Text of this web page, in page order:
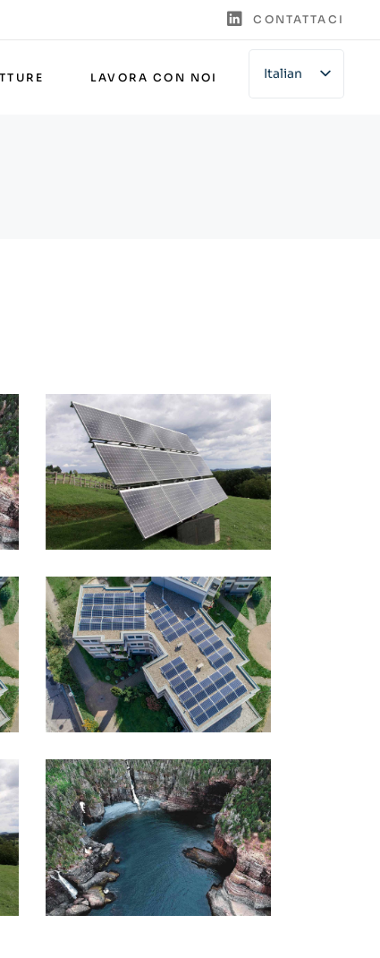
CONTATTACI
LAVORA CON NOI
Italian
English